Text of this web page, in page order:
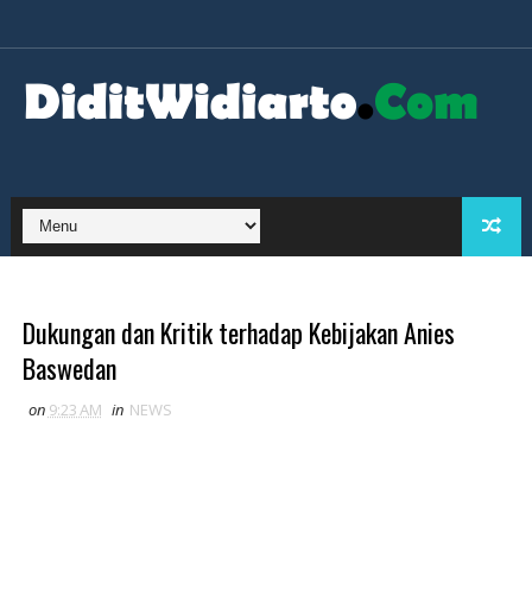
Dukungan dan Kritik terhadap Kebijakan Anies
Baswedan
on 9:23 AM in NEWS